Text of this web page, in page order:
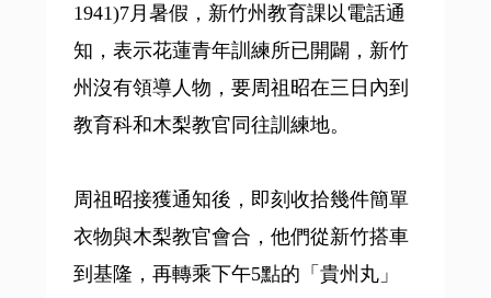
1941)7月暑假，新竹州教育課以電話通
知，表示花蓮青年訓練所已開闢，新竹
州沒有領導人物，要周祖昭在三日內到
教育科和木梨教官同往訓練地。
周祖昭接獲通知後，即刻收拾幾件簡單
衣物與木梨教官會合，他們從新竹搭車
到基隆，再轉乘下午5點的「貴州丸」